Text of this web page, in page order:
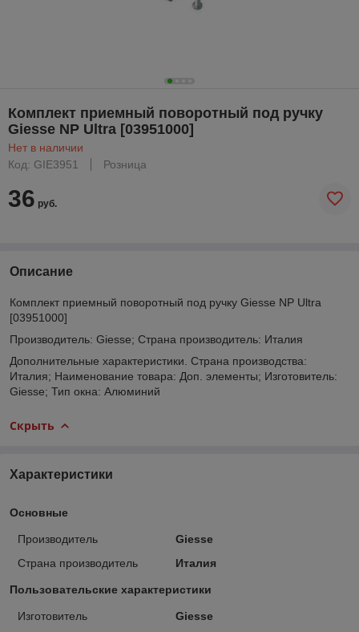
Комплект приемный поворотный под ручку
Giesse NP Ultra [03951000]
Нет в наличии
Код: GIE3951
Розница
36 руб.
Описание
Комплект приемный поворотный под ручку Giesse NP Ultra
[03951000]
Производитель: Giesse; Страна производитель: Италия
Дополнительные характеристики. Страна производства:
Италия; Наименование товара: Доп. элементы; Изготовитель:
Giesse; Тип окна: Алюминий
Скрыть
Характеристики
Основные
Производитель
Giesse
Страна производитель
Италия
Пользовательские характеристики
Изготовитель
Giesse